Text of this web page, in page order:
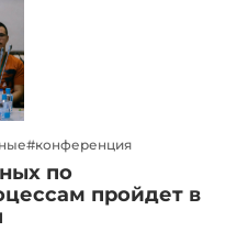
#специалисты
#победа
#английский
#конференция
по
пройдет в